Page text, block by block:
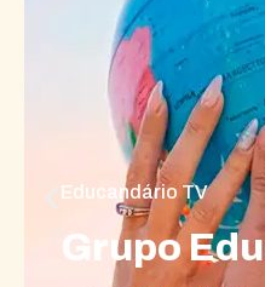
Educandário TV
Grupo